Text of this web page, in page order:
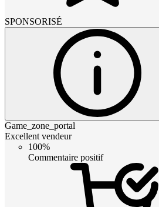
SPONSORISÉ
Game_zone_portal
Excellent vendeur
100%
Commentaire positif